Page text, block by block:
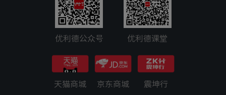
优利德公众号 优利德课堂
天猫商城 京东商城 震坤行